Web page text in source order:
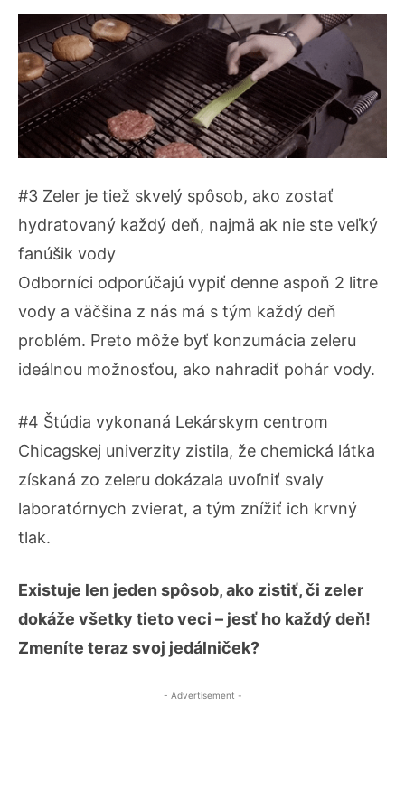
#3 Zeler je tiež skvelý spôsob, ako zostať
hydratovaný každý deň, najmä ak nie ste veľký
fanúšik vody
Odborníci odporúčajú vypiť denne aspoň 2 litre
vody a väčšina z nás má s tým každý deň
problém. Preto môže byť konzumácia zeleru
ideálnou možnosťou, ako nahradiť pohár vody.
#4 Štúdia vykonaná Lekárskym centrom
Chicagskej univerzity zistila, že chemická látka
získaná zo zeleru dokázala uvoľniť svaly
laboratórnych zvierat, a tým znížiť ich krvný
tlak.
Existuje len jeden spôsob, ako zistiť, či zeler
dokáže všetky tieto veci – jesť ho každý deň!
Zmeníte teraz svoj jedálniček?
- Advertisement -